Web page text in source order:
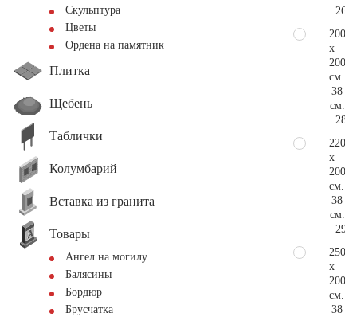
Скульптура
Цветы
Ордена на памятник
Плитка
Щебень
Таблички
Колумбарий
Вставка из гранита
Товары
Ангел на могилу
Балясины
Бордюр
Брусчатка
200
x
200
см.
38
см.
220
x
200
см.
38
см.
250
x
200
см.
38